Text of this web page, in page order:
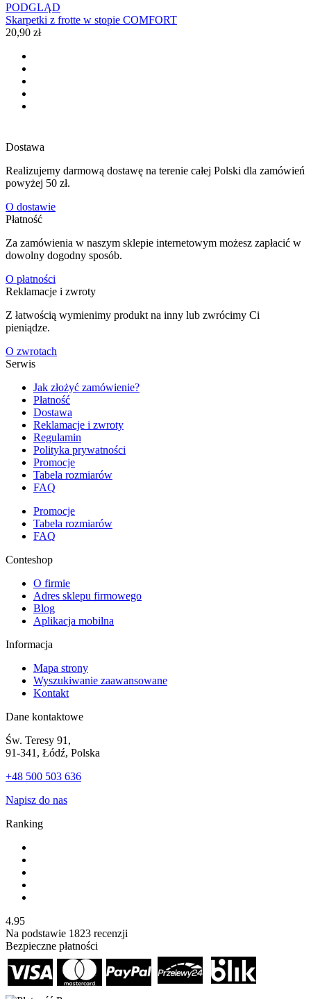
PODGLĄD
Skarpetki z frotte w stopie COMFORT
20,90 zł
Dostawa
Realizujemy darmową dostawę na terenie całej Polski dla zamówień
powyżej 50 zł.
O dostawie
Płatność
Za zamówienia w naszym sklepie internetowym możesz zapłacić w
dowolny dogodny sposób.
O płatności
Reklamacje i zwroty
Z łatwością wymienimy produkt na inny lub zwrócimy Ci
pieniądze.
O zwrotach
Serwis
Jak złożyć zamówienie?
Płatność
Dostawa
Reklamacje i zwroty
Regulamin
Polityka prywatności
Promocje
Tabela rozmiarów
FAQ
Promocje
Tabela rozmiarów
FAQ
Conteshop
O firmie
Adres sklepu firmowego
Blog
Aplikacja mobilna
Informacja
Mapa strony
Wyszukiwanie zaawansowane
Kontakt
Dane kontaktowe
Św. Teresy 91,
91-341, Łódź, Polska
+48 500 503 636
Napisz do nas
Ranking
4.95
Na podstawie 1823 recenzji
Bezpieczne płatności